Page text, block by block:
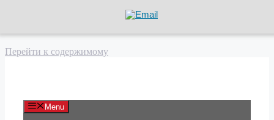
Перейти к содержимому
Menu